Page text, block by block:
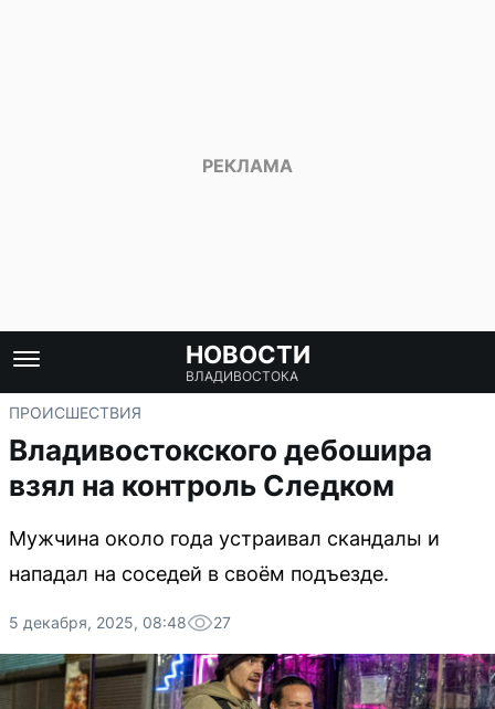
НОВОСТИ
ВЛАДИВОСТОКА
ПРОИСШЕСТВИЯ
Владивостокского дебошира
взял на контроль Следком
Мужчина около года устраивал скандалы и
нападал на соседей в своём подъезде.
5 декабря, 2025, 08:48 27